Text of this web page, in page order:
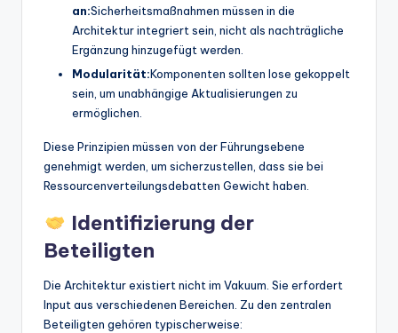
an:Sicherheitsmaßnahmen müssen in die
Architektur integriert sein, nicht als nachträgliche
Ergänzung hinzugefügt werden.
Modularität:Komponenten sollten lose gekoppelt
sein, um unabhängige Aktualisierungen zu
ermöglichen.
Diese Prinzipien müssen von der Führungsebene
genehmigt werden, um sicherzustellen, dass sie bei
Ressourcenverteilungsdebatten Gewicht haben.
Identifizierung der
Beteiligten
Die Architektur existiert nicht im Vakuum. Sie erfordert
Input aus verschiedenen Bereichen. Zu den zentralen
Beteiligten gehören typischerweise: